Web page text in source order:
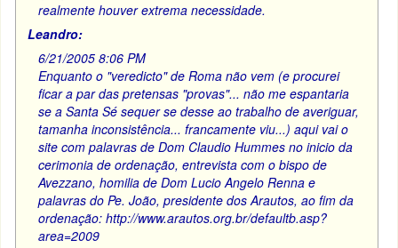
realmente houver extrema necessidade.
Leandro:
6/21/2005 8:06 PM
Enquanto o "veredicto" de Roma não vem (e procurei
ficar a par das pretensas "provas"... não me espantaria
se a Santa Sé sequer se desse ao trabalho de averiguar,
tamanha inconsistência... francamente viu...) aqui vai o
site com palavras de Dom Claudio Hummes no inicio da
cerimonia de ordenação, entrevista com o bispo de
Avezzano, homilia de Dom Lucio Angelo Renna e
palavras do Pe. João, presidente dos Arautos, ao fim da
ordenação: http://www.arautos.org.br/defaultb.asp?
area=2009